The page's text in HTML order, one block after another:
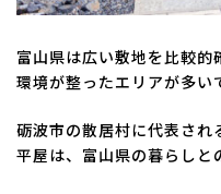
富山県は広い敷地を比較
環境が整ったエリアが多い
砺波市の散居村に代表され
平屋は、富山県の暮らしと